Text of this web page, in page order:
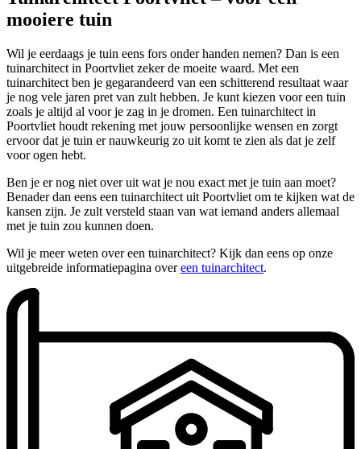
mooiere tuin
Wil je eerdaags je tuin eens fors onder handen nemen? Dan is een
tuinarchitect in Poortvliet zeker de moeite waard. Met een
tuinarchitect ben je gegarandeerd van een schitterend resultaat waar
je nog vele jaren pret van zult hebben. Je kunt kiezen voor een tuin
zoals je altijd al voor je zag in je dromen. Een tuinarchitect in
Poortvliet houdt rekening met jouw persoonlijke wensen en zorgt
ervoor dat je tuin er nauwkeurig zo uit komt te zien als dat je zelf
voor ogen hebt.
Ben je er nog niet over uit wat je nou exact met je tuin aan moet?
Benader dan eens een tuinarchitect uit Poortvliet om te kijken wat de
kansen zijn. Je zult versteld staan van wat iemand anders allemaal
met je tuin zou kunnen doen.
Wil je meer weten over een tuinarchitect? Kijk dan eens op onze
uitgebreide informatiepagina overeen tuinarchitect.